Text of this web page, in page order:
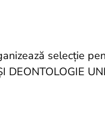
selecție
DEONTOLOGIE